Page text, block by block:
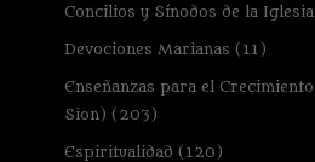
Concilios y Sínodos de la Iglesia
Devociones Marianas (11)
Enseñanzas para el
Sion) (203)
Espiritualidad (120)